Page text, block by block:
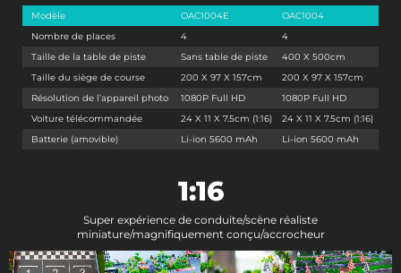
Modèle
OAC1004E
OAC1004
Nombre de places
4
4
Taille de la table de piste
Sans table de piste
400 X 500cm
Taille du siège de course
200 X 97 X 157cm
200 X 97 X 157cm
Résolution de l’appareil photo
1080P Full HD
1080P Full HD
Voiture télécommandée
24 X 11 X 7.5cm (1:16)
24 X 11 X 7.5cm (1:16)
Batterie (amovible)
Li-ion 5600 mAh Li-ion 5600 mAh
1:16
Super expérience de conduite/scène réaliste
miniature/magnifiquement conçu/accrocheur